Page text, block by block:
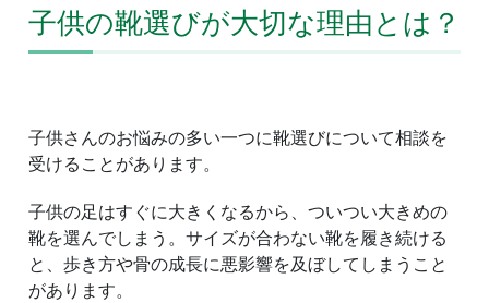
子供の靴選びが大切な理由とは？
子供さんのお悩みの多い一つに靴選びについて相談を
受けることがあります。
子供の足はすぐに大きくなるから、ついつい大きめの
靴を選んでしまう。サイズが合わない靴を履き続ける
と、歩き方や骨の成長に悪影響を及ぼしてしまうこと
があります。